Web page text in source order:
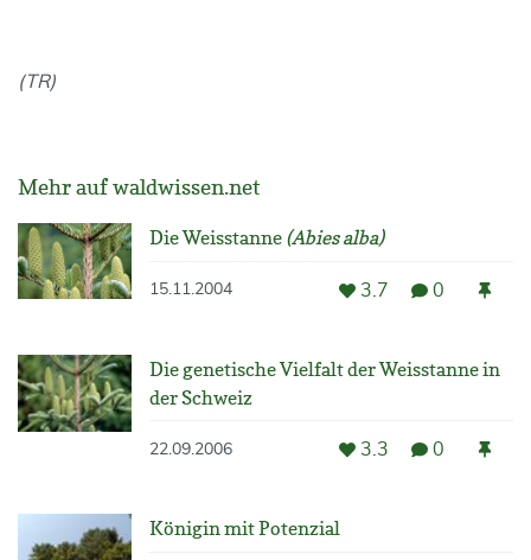
(TR)
Mehr auf waldwissen.net
Die Weisstanne (Abies alba)
15.11.2004 3.7 0
Die genetische Vielfalt der Weisstanne in
der Schweiz
22.09.2006 3.3 0
Königin mit Potenzial